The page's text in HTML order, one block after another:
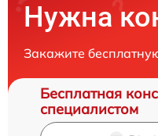
Нужна
Закажите
Бесплатная
специалистом